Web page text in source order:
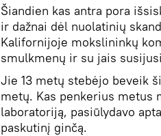
Šiandien kas antra pora
ir dažnai dėl nuolatinių
Kalifornijoje mokslininkų
smulkmenų ir su jais
Jie 13 metų stebėjo beveik
metų. Kas penkerius metus
laboratoriją, pasiūlydavo
paskutinį ginčą.